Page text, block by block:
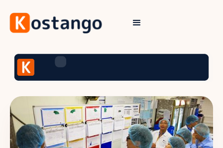
Performance Opérationelle